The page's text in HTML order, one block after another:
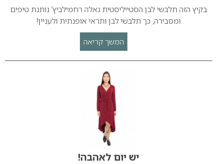
בקיץ הזה תלבשי לבן הסטייליסטית גאלה רחמילביץ’ נותנת טיפים
ומסבירה, כך תלבשי לבן ותראי אופנתית ולעניין!
המשך קריאה
יש יום לאהבה!